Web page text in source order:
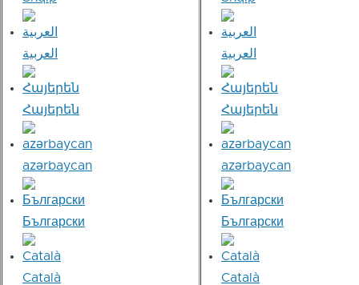
العربية
Հայերեն
azərbaycan
Български
Català
العربية
Հայերեն
azərbaycan
Български
Català